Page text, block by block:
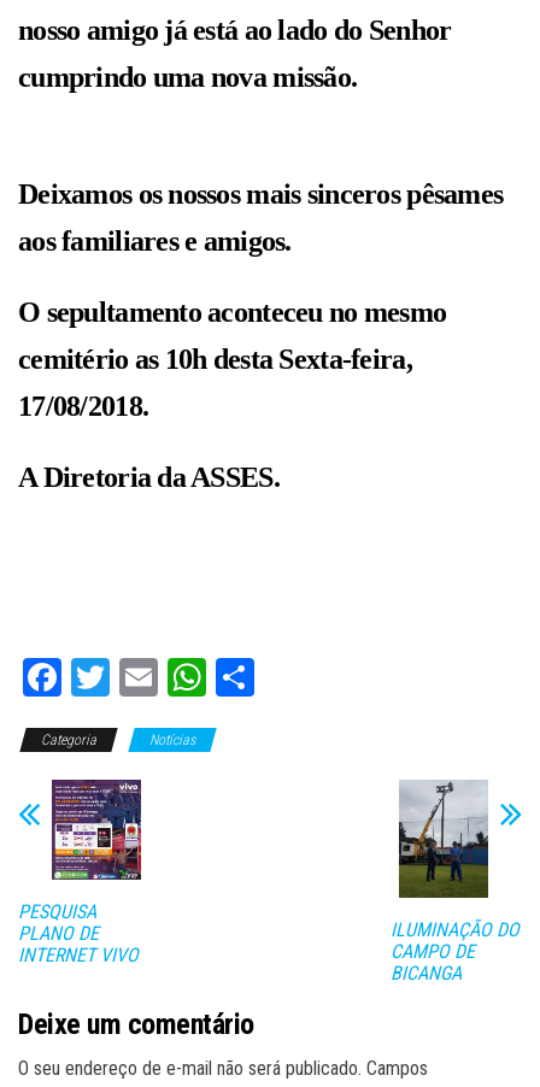
nosso amigo já está ao lado do Senhor
cumprindo uma nova missão.
Deixamos os nossos mais sinceros pêsames
aos familiares e amigos.
O sepultamento aconteceu no mesmo
cemitério as 10h desta Sexta-feira,
17/08/2018.
A Diretoria da ASSES.
Fa
bo
ok
T
tt
er
E
ail
W
ts
Categoria Notícias
PESQUISA
PLANO DE
INTERNET VIVO
ILUMINAÇÃO DO
CAMPO DE
BICANGA
Deixe um comentário
O seu endereço de e-mail não será publicado. Campos